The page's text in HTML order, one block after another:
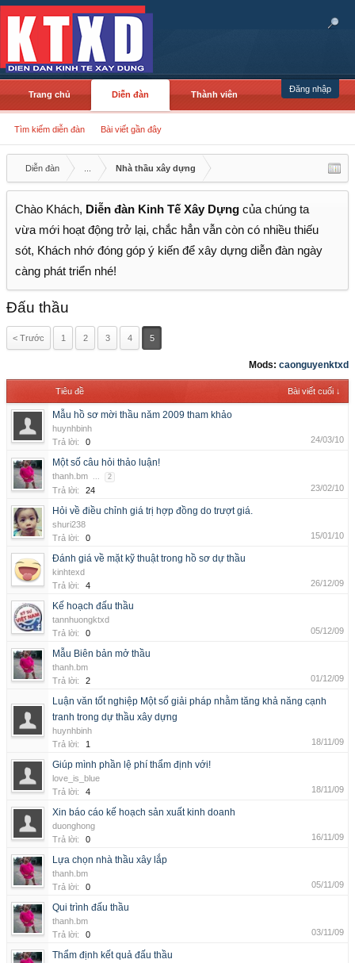
Đăng nhập
Trang chủ Diễn đàn
Tìm kiếm diễn đàn Bài viết gần đây
Thành viên
Diễn đàn Nhà thầu xây dựng
Chào Khách, Diễn đàn Kinh Tế Xây Dựng của chúng ta
vừa mới hoạt động trở lại, chắc hẳn vẫn còn có nhiều thiếu
sót, Khách nhớ đóng góp ý kiến để xây dựng diễn đàn ngày
càng phát triển nhé!
Đấu thầu
< Trước 1 2 3 4 5
Mods: caonguyenktxd
Tiêu đề Bài viết cuối ↓
Mẫu hồ sơ mời thầu năm 2009 tham khảo
huynhbinh
Trả lời:
0 24/03/10
Một số câu hỏi thảo luận!
thanh.bm ... 2
Trả lời: 24 23/02/10
Hỏi về điều chỉnh giá trị hợp đồng do trượt giá.
shuri238
Trả lời:
0 15/01/10
Đánh giá về mặt kỹ thuật trong hồ sơ dự thầu
kinhtexd
Trả lời:
4 26/12/09
Kế hoạch đấu thầu
tannhuongktxd
Trả lời:
0 05/12/09
Mẫu Biên bản mở thầu
thanh.bm
Trả lời:
2 01/12/09
Luận văn tốt nghiệp Một số giải pháp nhằm tăng khả năng cạnh
tranh trong dự thầu xây dựng
huynhbinh
Trả lời:
1 18/11/09
Giúp mình phần lệ phí thẩm định với!
love_is_blue
Trả lời:
4 18/11/09
Xin báo cáo kế hoạch sản xuất kinh doanh
duonghong
Trả lời:
0 16/11/09
Lựa chọn nhà thầu xây lắp
thanh.bm
Trả lời:
0 05/11/09
Qui trình đấu thầu
thanh.bm
Trả lời:
0 03/11/09
Thẩm định kết quả đấu thầu